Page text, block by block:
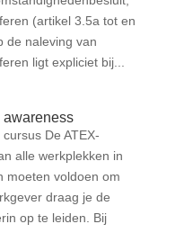
(artikel 3.5a tot en
de naleving van
ligt expliciet bij...
awareness
De ATEX-
alle werkplekken in
moeten voldoen om
draag je de
op te leiden. Bij